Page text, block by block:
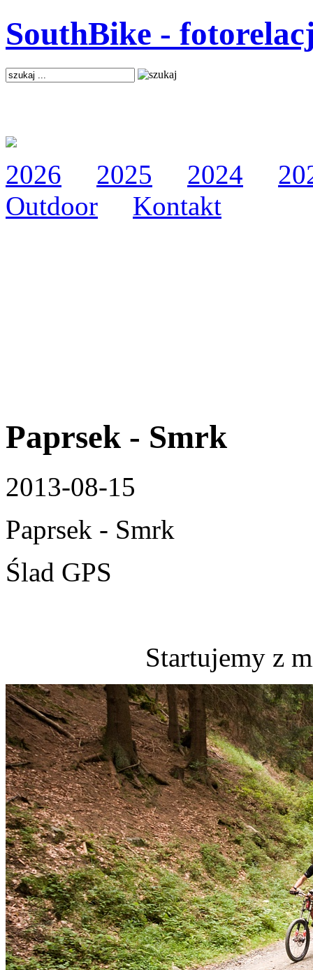
SouthBike -
2026 2025 2024
Outdoor
Kontakt
Paprsek - Smrk
2013-08-15
Paprsek - Smrk
Ślad GPS
Startujemy z